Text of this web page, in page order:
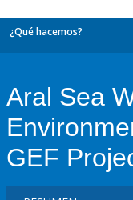
¿Qué hacemos?
Aral Sea
GEF